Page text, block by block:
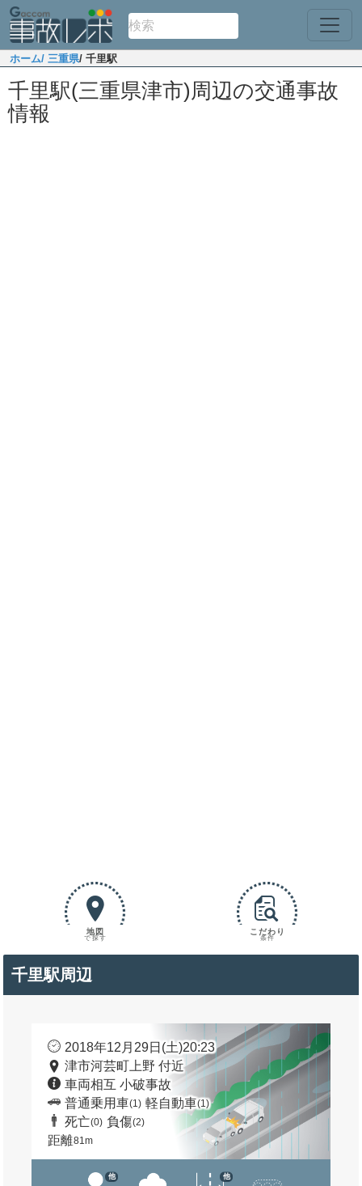
ホーム/ 三重県/ 千里駅
千里駅(三重県津市)周辺の交通事故
情報
地図
で探す
こだわり
条件
千里駅周辺
2018年12月29日(土)20:23
津市河芸町上野 付近
車両相互 小破事故
普通乗用車(1) 軽自動車(1)
死亡(0) 負傷(2)
距離81m
他 他